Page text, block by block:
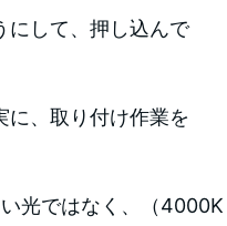
にして、押し込んで
に、取り付け作業を
光ではなく、（4000K